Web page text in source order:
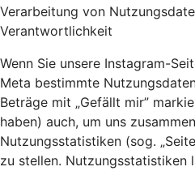
Verarbeitung von
Verantwortlichkeit
Wenn Sie unsere Instagram-
Meta bestimmte
Beträge mit „Gefällt mir”
haben) auch, um uns
Nutzungsstatistiken (sog.
zu stellen. Nutzungsstatistiken